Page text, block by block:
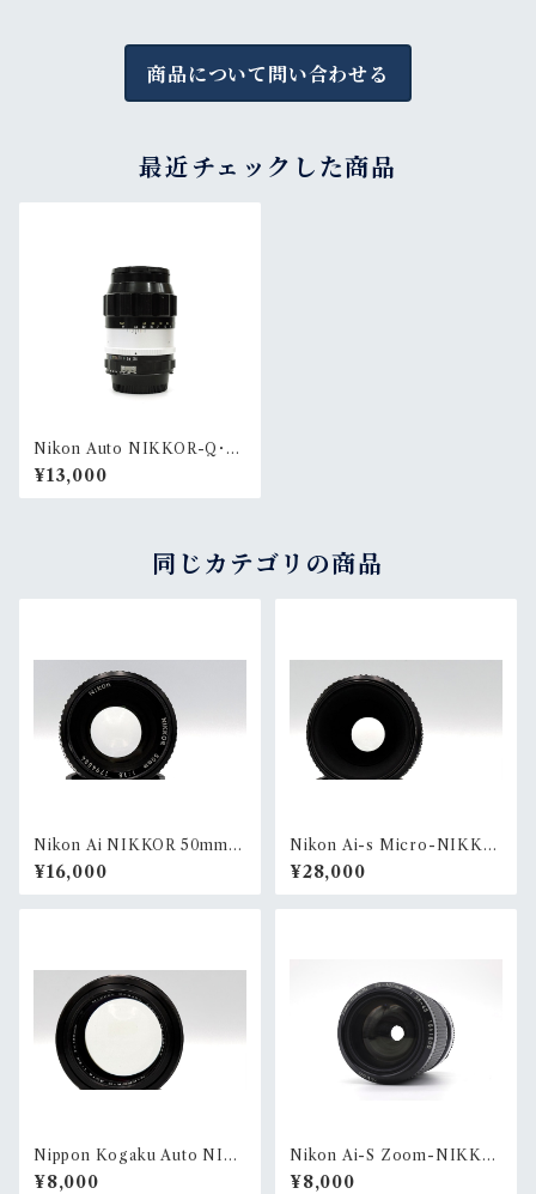
商品について問い合わせる
最近チェックした商品
Nikon Auto NIKKOR-Q･C
135mm F3.5 Ai改
¥13,000
同じカテゴリの商品
Nikon Ai NIKKOR 50mm F
1.8
¥16,000
Nikon Ai-s Micro-NIKKO
R 55mm F2.8
¥28,000
Nippon Kogaku Auto NIK
KOR-Q 135mm F2.8
¥8,000
Nikon Ai-S Zoom-NIKKO
R 35-105mm F3.5-4.5
¥8,000